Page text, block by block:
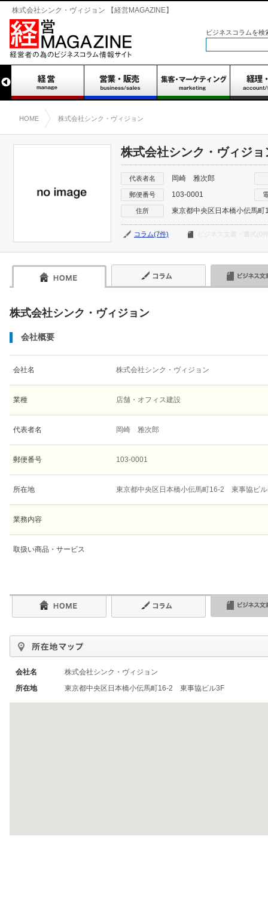
株式会社シンク・ヴィジョン 【経営MAGAZINE】
ビジネスコラムを検
HOME 株式会社シンク・ヴィジョン
株式会社シンク・ヴィジョ
代表者名 岡崎 雅次郎
郵便番号 103-0001
住所 東京都中央区日本橋小伝馬
コラム(7件) ビジネス文書・書式(0
株式会社シンク・ヴィジョン
会社概要
会社名 株式会社シンク・ヴィジョン
業種 店舗・オフィス建設
代表者名 岡崎 雅次郎
郵便番号 103-0001
所在地 東京都中央区日本橋小伝馬町16-2 東事協ビ
業務内容
取扱い商品・サービス
会社名
株式会社シンク・ヴィジョン
所在地
東京都中央区日本橋小伝馬町16-2 東事協ビル3F